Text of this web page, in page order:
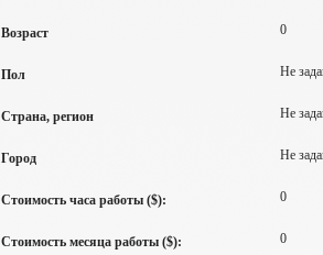
Возраст 0
Пол Не
Страна, регион Не
Город Не
Стоимость часа работы ($): 0
Стоимость месяца работы ($): 0